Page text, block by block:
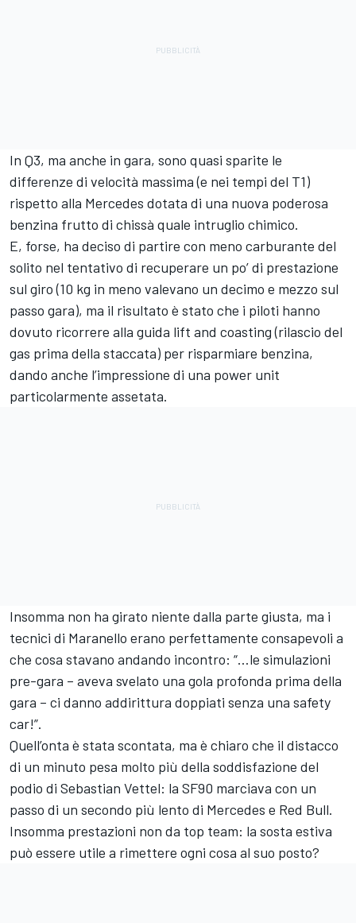
In Q3, ma anche in gara, sono quasi sparite le
differenze di velocità massima (e nei tempi del T1)
rispetto alla Mercedes dotata di una nuova poderosa
benzina frutto di chissà quale intruglio chimico.
E, forse, ha deciso di partire con meno carburante del
solito nel tentativo di recuperare un po’ di prestazione
sul giro (10 kg in meno valevano un decimo e mezzo sul
passo gara), ma il risultato è stato che i piloti hanno
dovuto ricorrere alla guida lift and coasting (rilascio del
gas prima della staccata) per risparmiare benzina,
dando anche l’impressione di una power unit
particolarmente assetata.
Insomma non ha girato niente dalla parte giusta, ma i
tecnici di Maranello erano perfettamente consapevoli a
che cosa stavano andando incontro: “…le simulazioni
pre-gara – aveva svelato una gola profonda prima della
gara – ci danno addirittura doppiati senza una safety
car!”.
Quell’onta è stata scontata, ma è chiaro che il distacco
di un minuto pesa molto più della soddisfazione del
podio di Sebastian Vettel: la SF90 marciava con un
passo di un secondo più lento di Mercedes e Red Bull.
Insomma prestazioni non da top team: la sosta estiva
può essere utile a rimettere ogni cosa al suo posto?